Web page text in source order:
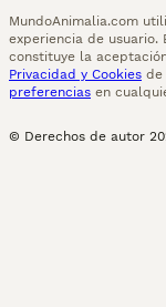
MundoAnimalia.com
experiencia de
constituye la
Privacidad y Cookies de
preferencias en
© Derechos de autor